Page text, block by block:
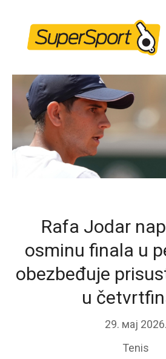
content
Rafa Jodar
osminu finala u
obezbeđuje
u
29. мај 2026.
Tenis